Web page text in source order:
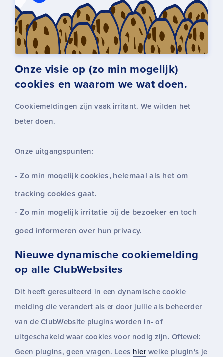
Onze visie op (zo min mogelijk)
cookies en waarom we wat doen.
Cookiemeldingen zijn vaak irritant. We wilden het
beter doen.
Onze uitgangspunten:
Zo min mogelijk cookies, helemaal als het om
tracking cookies gaat.
Zo min mogelijk irritatie bij de bezoeker en toch
goed informeren over hun privacy.
Nieuwe dynamische cookiemelding
op alle ClubWebsites
Dit heeft geresulteerd in een dynamische cookie
melding die verandert als er door jullie als beheerder
van de ClubWebsite plugins worden in- of
uitgeschakeld waar cookies voor nodig zijn. Oftewel:
Geen plugins, geen vragen. Lees hierwelke plugin's je